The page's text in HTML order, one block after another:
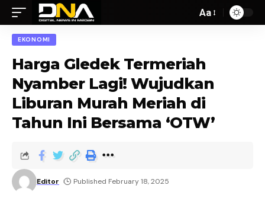
Aa
EKONOMI
Harga Gledek Termeriah
Nyamber Lagi! Wujudkan
Liburan Murah Meriah di
Tahun Ini Bersama ‘OTW’
Editor Published February 18, 2025